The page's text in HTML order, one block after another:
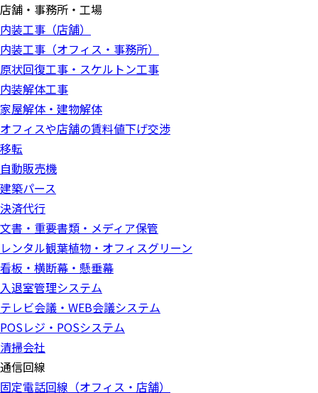
店舗・事務所・工場
内装工事（店舗）
内装工事（オフィス・事務所）
原状回復工事・スケルトン工事
内装解体工事
家屋解体・建物解体
オフィスや店舗の賃料値下げ交渉
移転
自動販売機
建築パース
決済代行
文書・重要書類・メディア保管
レンタル観葉植物・オフィスグリーン
看板・横断幕・懸垂幕
入退室管理システム
テレビ会議・WEB会議システム
POSレジ・POSシステム
清掃会社
通信回線
固定電話回線（オフィス・店舗）